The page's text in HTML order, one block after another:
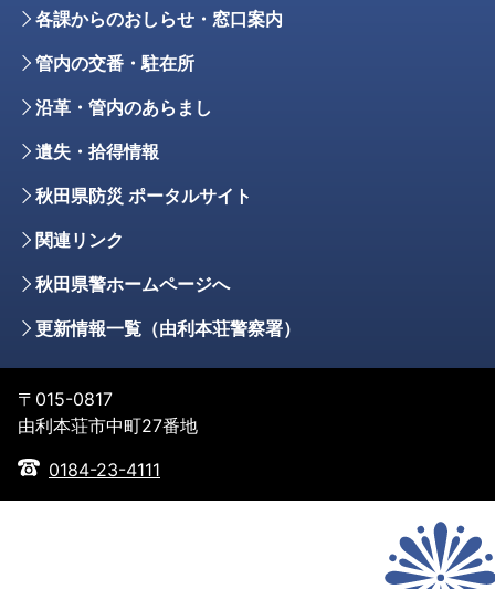
各課からのおしらせ・窓口案内
管内の交番・駐在所
沿革・管内のあらまし
遺失・拾得情報
秋田県防災 ポータルサイト
関連リンク
秋田県警ホームページへ
更新情報一覧（由利本荘警察署）
〒015-0817
由利本荘市中町27番地
0184-23-4111